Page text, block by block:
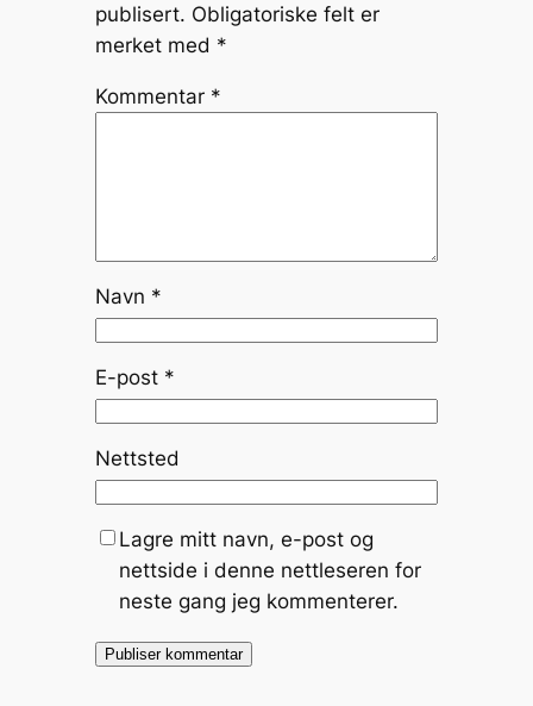
publisert. Obligatoriske felt er
merket med *
Kommentar *
Navn *
E-post *
Nettsted
Lagre mitt navn, e-post og
nettside i denne nettleseren for
neste gang jeg kommenterer.